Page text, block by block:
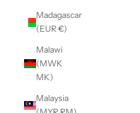
Madagascar
(EUR €)
Malawi
(MWK
MK)
Malaysia